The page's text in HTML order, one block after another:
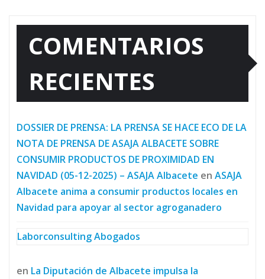
COMENTARIOS
RECIENTES
DOSSIER DE PRENSA: LA PRENSA SE HACE ECO DE LA
NOTA DE PRENSA DE ASAJA ALBACETE SOBRE
CONSUMIR PRODUCTOS DE PROXIMIDAD EN
NAVIDAD (05-12-2025) – ASAJA Albacete en ASAJA
Albacete anima a consumir productos locales en
Navidad para apoyar al sector agroganadero
Laborconsulting Abogados
en La Diputación de Albacete impulsa la